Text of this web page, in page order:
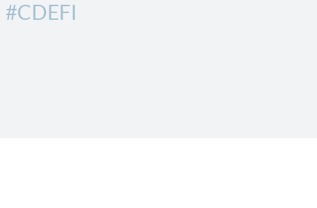
#CDEFI